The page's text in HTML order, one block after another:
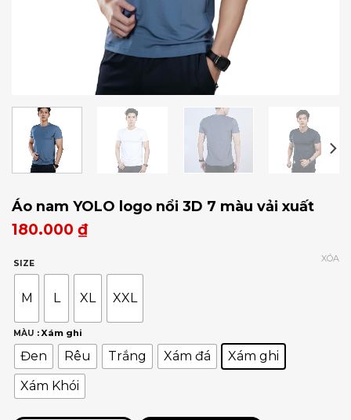
Áo nam YOLO logo nổi 3D 7 màu vải xuất
180.000 ₫
SIZE
M L XL XXL
MÀU : Xám ghi
Đen Rêu Trắng Xám đá
Xám ghi
Xám Khói
XÓA